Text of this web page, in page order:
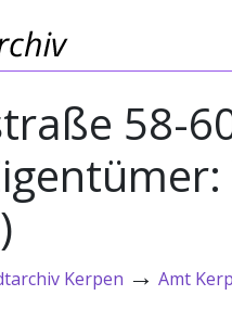
58-
Kerpen → Amt